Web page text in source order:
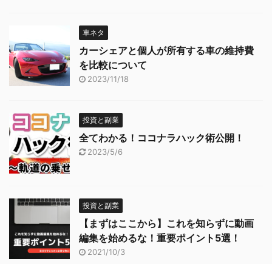
車ネタ
カーシェアと個人が所有する車の維持費
を比較について
2023/11/18
投資と副業
全てわかる！ココナラハック術公開！
2023/5/6
投資と副業
【まずはここから】これを知らずに動画
編集を始めるな！重要ポイント5選！
2021/10/3